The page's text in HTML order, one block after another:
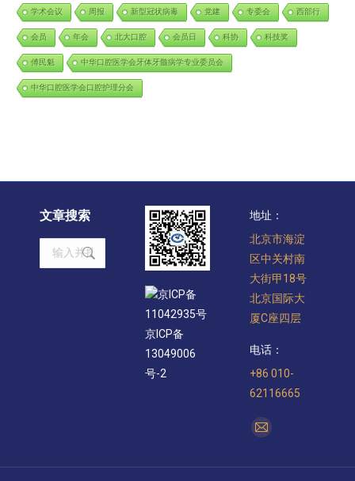
学术会议 周报 新型冠状病毒 党建 专委会 西部行
会员 年会 北大口腔 会员日 科协 科技奖
傅民魁 中华口腔医学会牙体牙髓病学专业委员会
中华口腔医学会口腔护理分会
文章搜索
Search:
京ICP备
11042935号
京ICP备
13049006
号-2
地址：
北京市海淀
区中关村南
大街甲18号
北京国际大
厦C座四层
电话：
+86 010-
62116665
找到我们：
Mail